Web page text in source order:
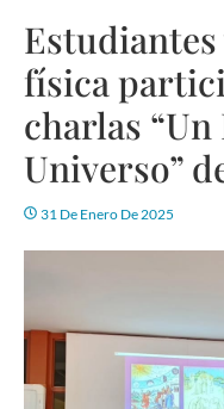
física
charlas
Universo”
31 De Enero De 2025